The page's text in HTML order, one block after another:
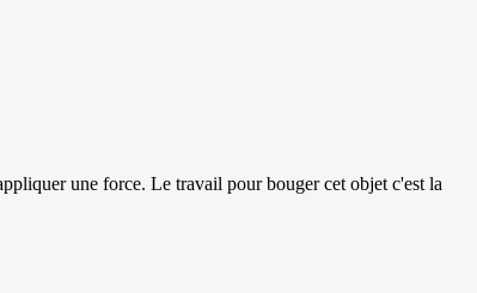
une force. Le travail pour bouger cet objet c'est la